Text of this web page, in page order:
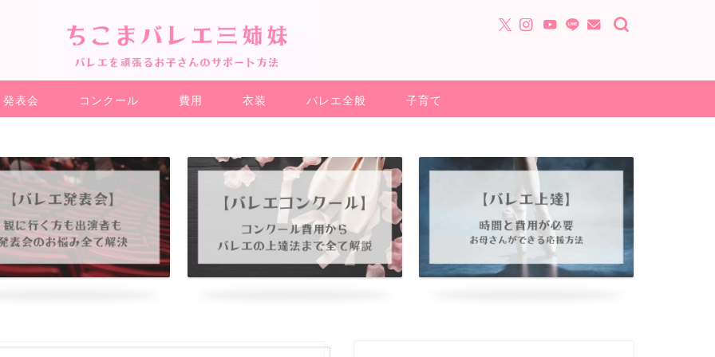
発表会 コンクール 費用 衣装 バレエ全般 子育て